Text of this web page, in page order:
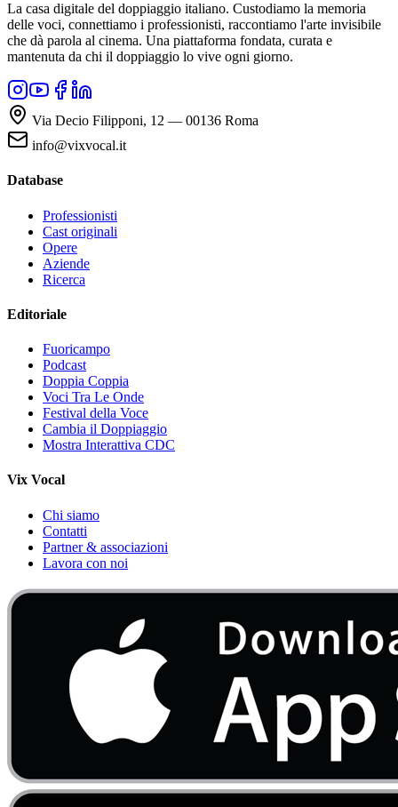
La casa digitale del doppiaggio italiano. Custodiamo la memoria
delle voci, connettiamo i professionisti, raccontiamo l'arte invisibile
che dà parola al cinema. Una piattaforma fondata, curata e
mantenuta da chi il doppiaggio lo vive ogni giorno.
Via Decio Filipponi, 12 — 00136 Roma
info@vixvocal.it
Database
Professionisti
Cast originali
Opere
Aziende
Ricerca
Editoriale
Fuoricampo
Podcast
Doppia Coppia
Voci Tra Le Onde
Festival della Voce
Cambia il Doppiaggio
Mostra Interattiva CDC
Vix Vocal
Chi siamo
Contatti
Partner & associazioni
Lavora con noi